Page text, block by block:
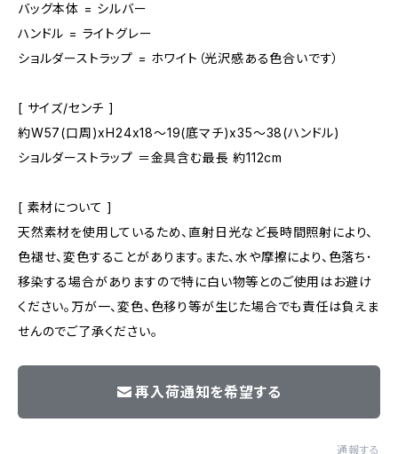
バッグ本体 = シルバー
ハンドル = ライトグレー
ショルダーストラップ = ホワイト（光沢感ある色合いです）
[ サイズ/センチ ]
約W57(口周)xH24x18～19(底マチ)x35～38(ハンドル)
ショルダーストラップ ＝金具含む最長 約112cm
[ 素材について ]
天然素材を使用しているため、直射日光など長時間照射により、
色褪せ、変色することがあります。また、水や摩擦により、色落ち･
移染する場合がありますので特に白い物等とのご使用はお避け
ください。万が一、変色、色移り等が生じた場合でも責任は負えま
せんのでご了承ください。
再入荷通知を希望する
通報する